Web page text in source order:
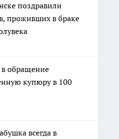
поздравили
проживших в браке
обращение
купюру в 100
всегда в